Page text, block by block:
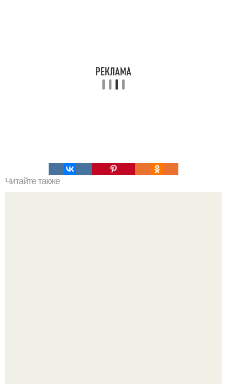
Читайте также